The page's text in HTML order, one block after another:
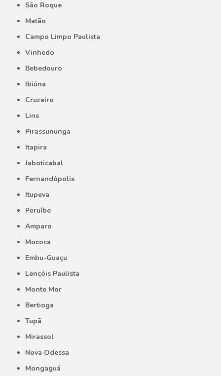
São Roque
Matão
Campo Limpo Paulista
Vinhedo
Bebedouro
Ibiúna
Cruzeiro
Lins
Pirassununga
Itapira
Jaboticabal
Fernandópolis
Itupeva
Peruíbe
Amparo
Mococa
Embu-Guaçu
Lençóis Paulista
Monte Mor
Bertioga
Tupã
Mirassol
Nova Odessa
Mongaguá